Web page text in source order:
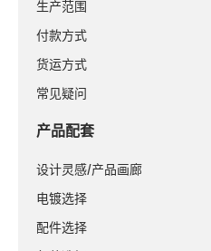
生产范围
付款方式
货运方式
常见疑问
产品配套
设计灵感/产品画廊
电镀选择
配件选择